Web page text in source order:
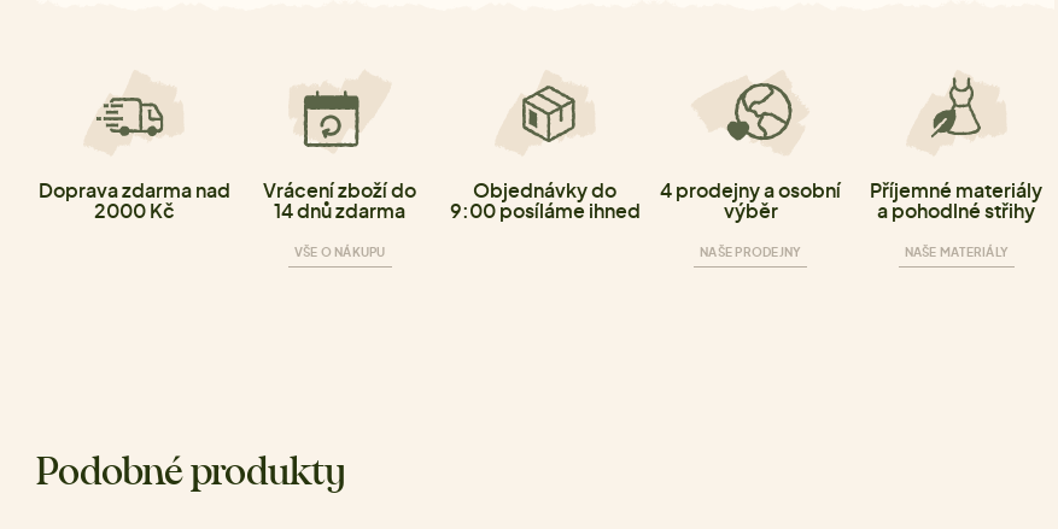
Doprava zdarma nad
2000 Kč
Vrácení zboží do
14 dnů zdarma
VŠE O NÁKUPU
Objednávky do
9:00 posíláme ihned
4 prodejny a osobní
výběr
NAŠE PRODEJNY
Příjemné materiály
a pohodlné střihy
NAŠE MATERIÁLY
Podobné produkty